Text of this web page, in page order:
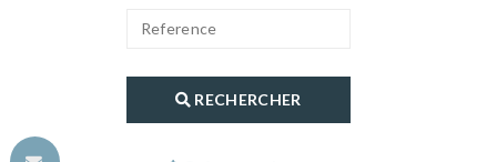
RECHERCHER